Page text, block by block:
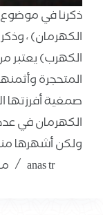
ذكرنا في
الكهرمان) ،
الكهرب) يعتبر
المتحجرة
صمغية أفرزتها
الكهرمان في
ولكن أشهرها
anas tr